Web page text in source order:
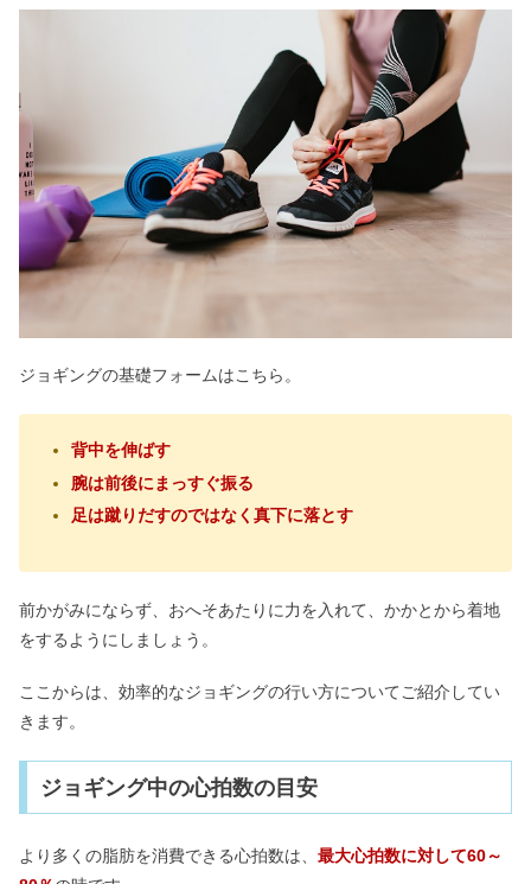
ジョギングの基礎フォームはこちら。
背中を伸ばす
腕は前後にまっすぐ振る
足は蹴りだすのではなく真下に落とす
前かがみにならず、おへそあたりに力を入れて、かかとから着地
をするようにしましょう。
ここからは、効率的なジョギングの行い方についてご紹介してい
きます。
ジョギング中の心拍数の目安
より多くの脂肪を消費できる心拍数は、 最大心拍数に対して60～